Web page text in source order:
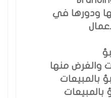
ودورها في
والغرض منها
بالمبيعات
بالمبيعات